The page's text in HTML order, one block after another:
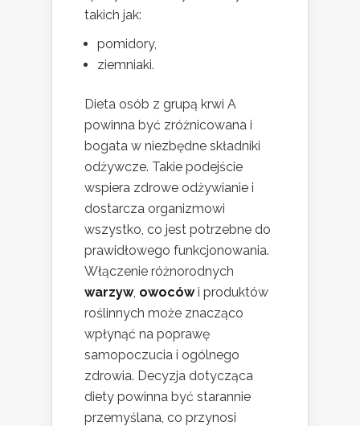
takich jak:
pomidory,
ziemniaki.
Dieta osób z grupą krwi A
powinna być zróżnicowana i
bogata w niezbędne składniki
odżywcze. Takie podejście
wspiera zdrowe odżywianie i
dostarcza organizmowi
wszystko, co jest potrzebne do
prawidłowego funkcjonowania.
Włączenie różnorodnych
warzyw, owocówi produktów
roślinnych może znacząco
wpłynąć na poprawę
samopoczucia i ogólnego
zdrowia. Decyzja dotycząca
diety powinna być starannie
przemyślana, co przynosi